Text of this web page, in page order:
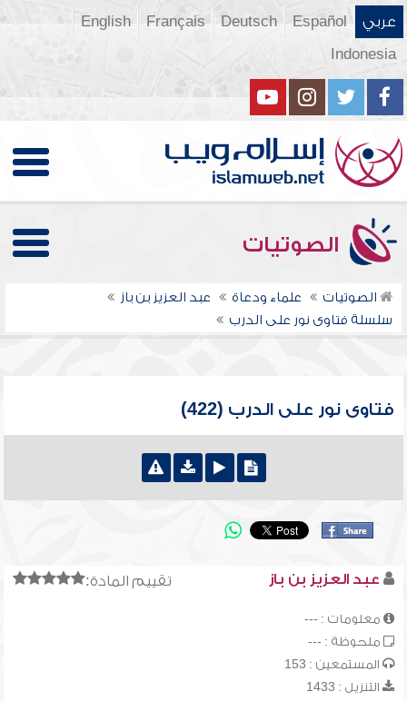
عربي Español
Deutsch
Français
English
Indonesia
الصوتيات
الصوتيات علماء ودعاة
عبد العزيز بن باز
سلسلة فتاوى نور على الدرب
فتاوى نور على الدرب (422)
تقييم المادة: عبد العزيز بن باز
معلومات : ---
ملحوظة : ---
المستمعين : 153
التنزيل : 1433